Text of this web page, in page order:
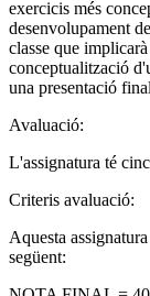
exercicis més
desenvolupament
classe que
conceptualització
una presentació
Avaluació:
L'assignatura té
Criteris avaluació:
Aquesta
següent: